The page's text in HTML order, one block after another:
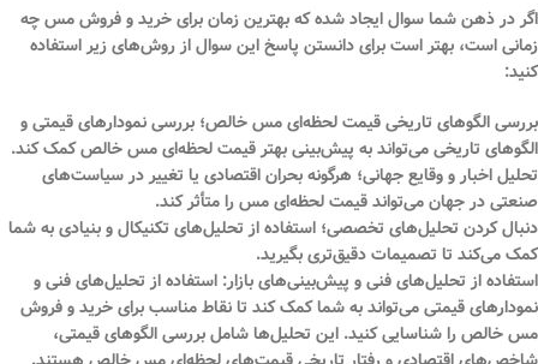
اگر در ذهن شما سوال ایجاد شده که بهترین زمان برای خرید و فروش مس چه
زمانی است، بهتر است برای دانستن پاسخ این سوال از روش‌های زیر استفاده
کنید:
بررسی الگوهای تاریخی قیمت لحظه‌ای مس خالص؛ بررسی نمودارهای قیمتی و
الگوهای تاریخی می‌تواند به پیش‌بینی بهتر قیمت لحظه‌ای مس خالص کمک کند.
تحلیل اخبار و وقایع جهانی؛ هرگونه بحران اقتصادی یا تغییر در سیاست‌های
صنعتی در جهان می‌تواند قیمت لحظه‌ای مس را متأثر کند.
دنبال کردن تحلیل‌های تخصصی؛ استفاده از تحلیل‌های تکنیکال و بنیادی به شما
کمک می‌کند تا تصمیمات دقیق‌تری بگیرید.
استفاده از تحلیل‌های فنی و پیش‌بینی‌های بازار: استفاده از تحلیل‌های فنی و
نمودارهای قیمتی می‌تواند به شما کمک کند تا نقاط مناسب برای خرید و فروش
مس خالص را شناسایی کنید. این تحلیل‌ها شامل بررسی الگوهای قیمتی،